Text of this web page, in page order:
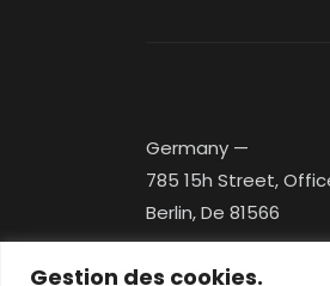
Gestion des cookies.
Germany —
785 15h Street,
Berlin, De 81566